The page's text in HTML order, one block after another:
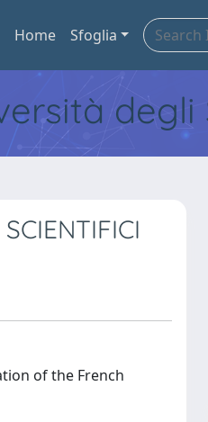
Home Sfoglia
degli
of the French